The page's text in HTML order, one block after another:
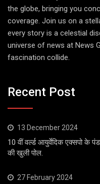
the globe, bringing you
coverage. Join us on a
every story is a celestial
universe of news at News
fascination collide.
Recent Post
13 December 2024
10 वीं वर्ल्ड आयुर्वेदिक एक्सपो के
की खुली पोल.
27 February 2024